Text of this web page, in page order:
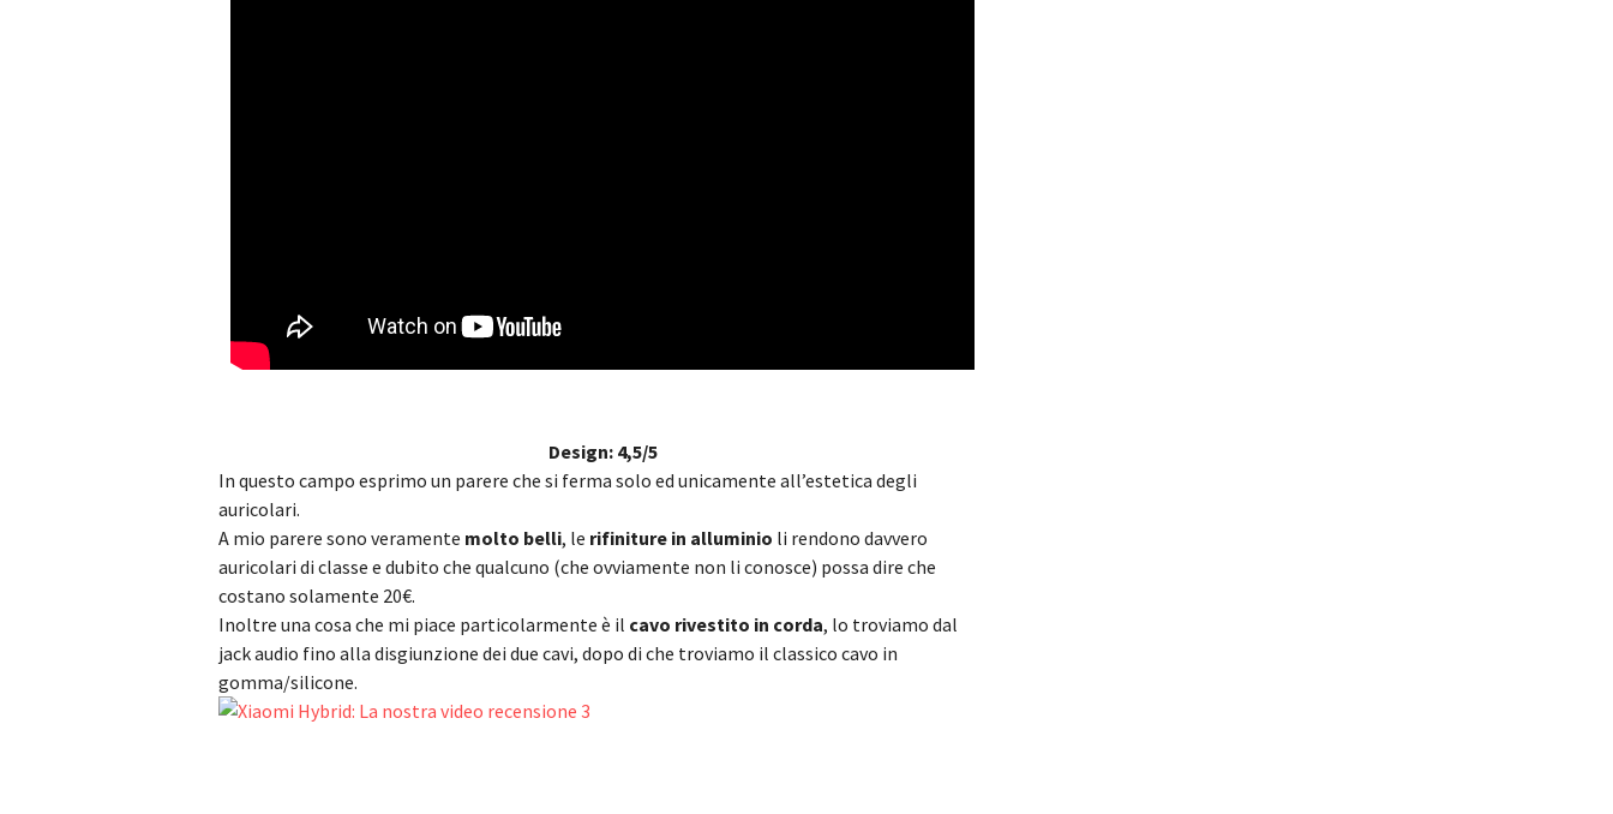
Design: 4,5/5
In questo campo esprimo un parere che si ferma solo ed unicamente all’estetica degli
auricolari.
A mio parere sono veramente molto belli, le rifiniture in alluminio li rendono davvero
auricolari di classe e dubito che qualcuno (che ovviamente non li conosce) possa dire che
costano solamente 20€.
Inoltre una cosa che mi piace particolarmente è il cavo rivestito in corda, lo troviamo dal
jack audio fino alla disgiunzione dei due cavi, dopo di che troviamo il classico cavo in
gomma/silicone.